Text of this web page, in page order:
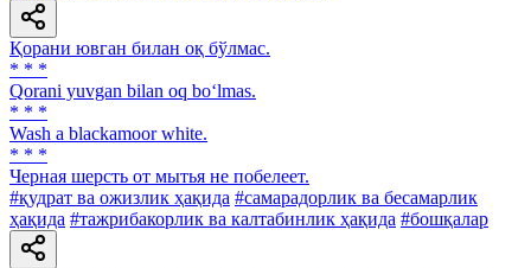
Қорани ювган билан оқ бўлмас.
* * *
Qorani yuvgan bilan oq bo‘lmas.
* * *
Wash a blackamoor white.
* * *
Черная шерсть от мытья не побелеет.
#қудрат ва ожизлик ҳақида #самарадорлик ва бесамарлик
ҳақида #тажрибакорлик ва калтабинлик ҳақида #бошқалар